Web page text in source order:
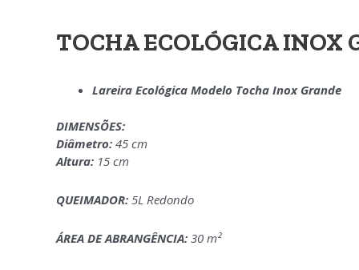
TOCHA ECOLÓGICA INOX
Lareira Ecológica Modelo Tocha Inox Grande
DIMENSÕES:
Diâmetro: 45 cm
Altura: 15 cm
QUEIMADOR: 5L Redondo
ÁREA DE ABRANGÊNCIA: 30 m²